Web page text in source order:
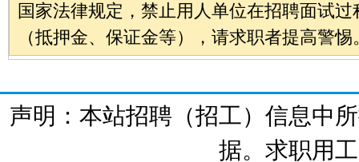
国家法律规定，禁止用人单位在招聘面试
（抵押金、保证金等），请求职者提高警惕
声明：本站招聘（招工）信息中
据。求职用